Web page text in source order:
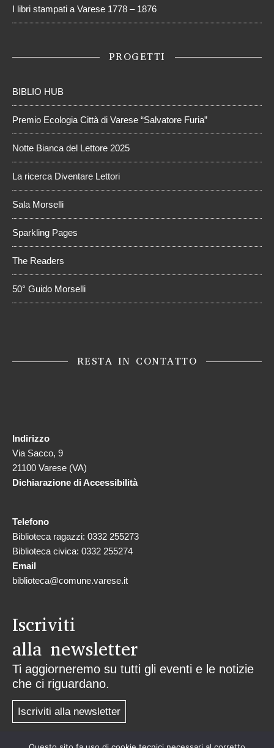
I libri stampati a Varese 1778 – 1876
PROGETTI
BIBLIO HUB
Premio Ecologia Città di Varese “Salvatore Furia”
Notte Bianca del Lettore 2025
La ricerca Diventare Lettori
Sala Morselli
Sparkling Pages
The Readers
50° Guido Morselli
RESTA IN CONTATTO
Indirizzo
Via Sacco, 9
21100 Varese (VA)
Dichiarazione di Accessibilità
Telefono
Biblioteca ragazzi: 0332 255273
Biblioteca civica: 0332 255274
Email
biblioteca@comune.varese.it
Iscriviti
alla newsletter
Ti aggiorneremo su tutti gli eventi e le notizie
che ci riguardano.
Iscriviti alla newsletter